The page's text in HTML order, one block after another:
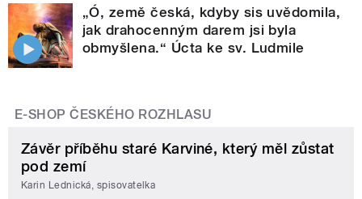
„Ó, země česká, kdyby sis uvědomila,
jak drahocenným darem jsi byla
obmyšlena.“ Úcta ke sv. Ludmile
E-SHOP ČESKÉHO ROZHLASU
Závěr příběhu staré Karviné, který měl zůstat
pod zemí
Karin Lednická, spisovatelka